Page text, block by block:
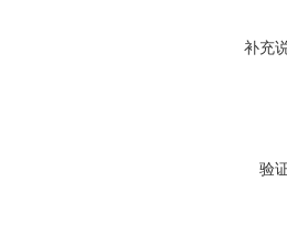
补充
验